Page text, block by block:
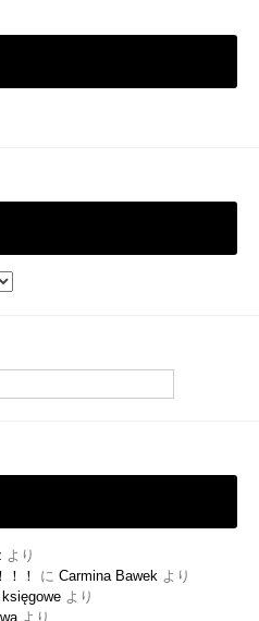
より
！！
に Carmina Bawekより
księgoweより
より